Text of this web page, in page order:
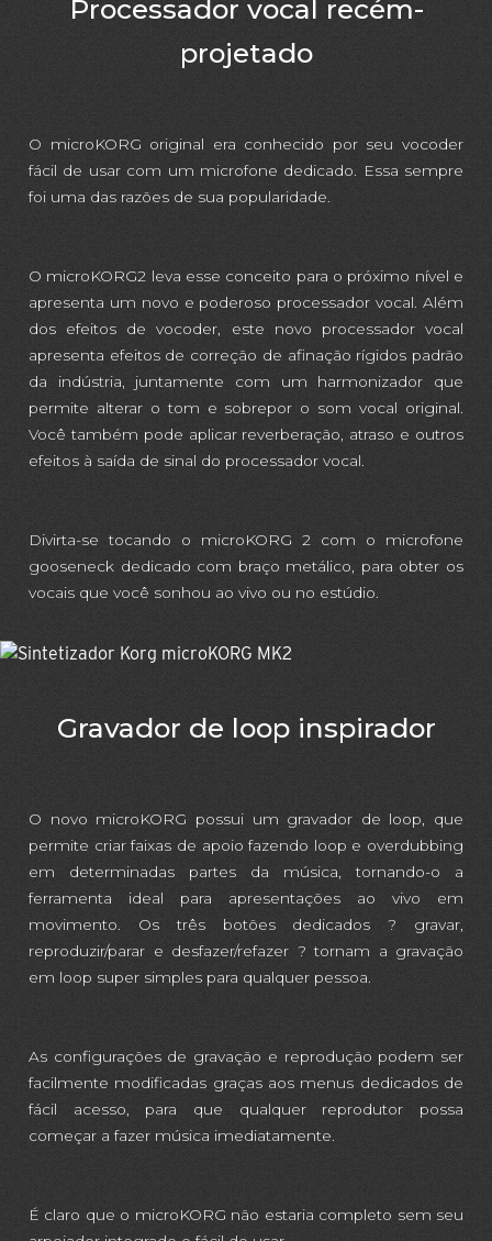
Processador vocal recém-
projetado
O microKORG original era conhecido por seu vocoder
fácil de usar com um microfone dedicado. Essa sempre
foi uma das razões de sua popularidade.
O microKORG2 leva esse conceito para o próximo nível e
apresenta um novo e poderoso processador vocal. Além
dos efeitos de vocoder, este novo processador vocal
apresenta efeitos de correção de afinação rígidos padrão
da indústria, juntamente com um harmonizador que
permite alterar o tom e sobrepor o som vocal original.
Você também pode aplicar reverberação, atraso e outros
efeitos à saída de sinal do processador vocal.
Divirta-se tocando o microKORG 2 com o microfone
gooseneck dedicado com braço metálico, para obter os
vocais que você sonhou ao vivo ou no estúdio.
Gravador de loop inspirador
O novo microKORG possui um gravador de loop, que
permite criar faixas de apoio fazendo loop e overdubbing
em determinadas partes da música, tornando-o a
ferramenta ideal para apresentações ao vivo em
movimento. Os três botões dedicados ? gravar,
reproduzir/parar e desfazer/refazer ? tornam a gravação
em loop super simples para qualquer pessoa.
As configurações de gravação e reprodução podem ser
facilmente modificadas graças aos menus dedicados de
fácil acesso, para que qualquer reprodutor possa
começar a fazer música imediatamente.
É claro que o microKORG não estaria completo sem seu